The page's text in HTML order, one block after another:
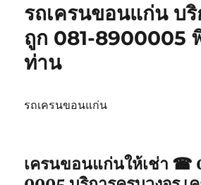
เช่า
รถ
ฉัน
รถเครนขอนแก่น บริ
ถูก 081-8900005
ท่าน
รถเครนขอนแก่น
เครนขอนแก่นให้เช่า